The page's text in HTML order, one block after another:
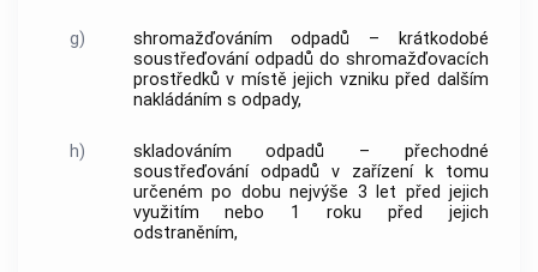
g) shromažďováním odpadů – krátkodobé
soustřeďování odpadů do shromažďovacích
prostředků v místě jejich vzniku před dalším
nakládáním s odpady,
h) skladováním odpadů – přechodné
soustřeďování odpadů v zařízeník tomu
určeném po dobu nejvýše 3 let před jejich
využitím nebo 1 roku před jejich
odstraněním,